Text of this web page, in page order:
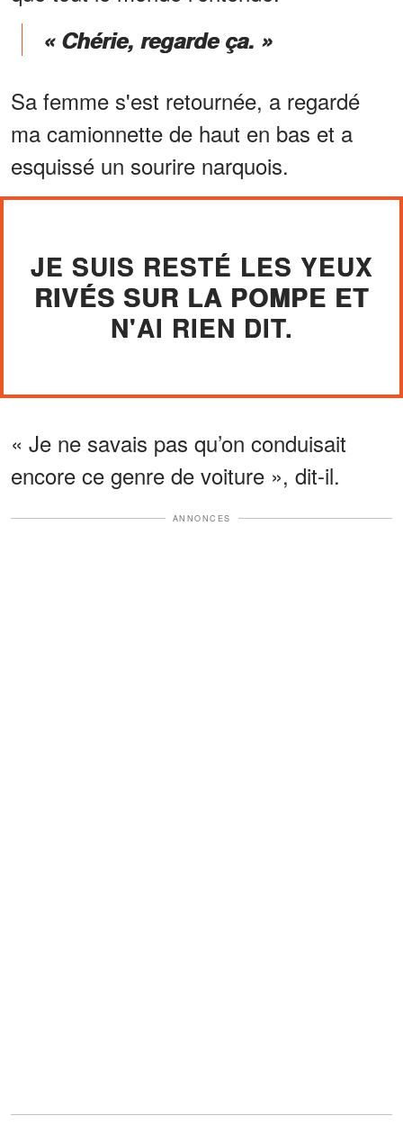
« Chérie, regarde ça. »
Sa femme s'est retournée, a regardé
ma camionnette de haut en bas et a
esquissé un sourire narquois.
JE SUIS RESTÉ LES YEUX
RIVÉS SUR LA POMPE ET
N'AI RIEN DIT.
« Je ne savais pas qu’on conduisait
encore ce genre de voiture », dit-il.
ANNONCES